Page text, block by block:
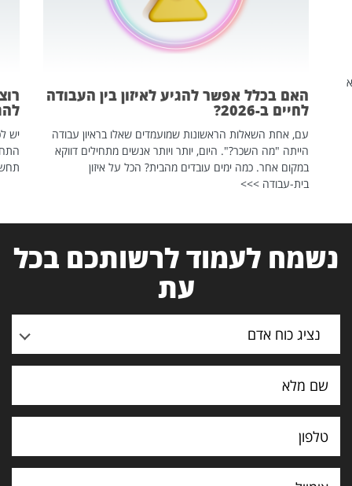
האם בכלל אפשר להגיע לאיזון בין העבודה
לחיים ב-2026?
עם, אחת השאלות הראשונות שמועמדים שאלו בראיון עבודה
הייתה "מה השכר?". היום, יותר ויותר אנשים מתחילים דווקא
במקום אחר. כמה ימים עובדים מהבית? הכל על איזון
בית-עבודה >>>
יש
נשמח לעמוד לרשותכם בכל
עת
נציג כוח אדם